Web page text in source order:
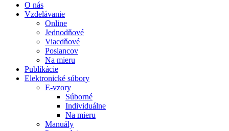
O nás
Vzdelávanie
Online
Jednodňové
Viacdňové
Poslancov
Na mieru
Publikácie
Elektronické súbory
E-vzory
Súborné
Individuálne
Na mieru
Manuály